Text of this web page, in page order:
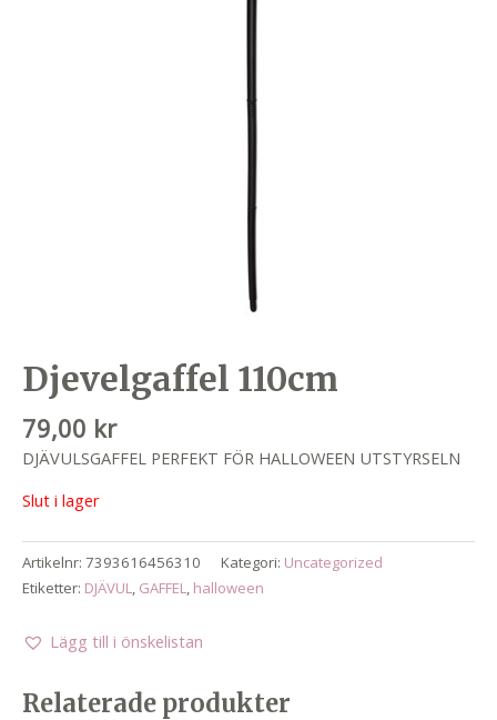
Djevelgaffel 110cm
79,00 kr
DJÄVULSGAFFEL PERFEKT FÖR HALLOWEEN UTSTYRSELN
Slut i lager
Artikelnr: 7393616456310 Kategori: Uncategorized
Etiketter: DJÄVUL, GAFFEL, halloween
Lägg till i önskelistan
Relaterade produkter